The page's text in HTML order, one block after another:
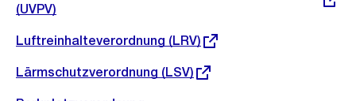
Link:
(UVPV)
Externer
Luftreinhalteverordnung (LRV)
Externer
Lärmschutzverordnung (LSV)